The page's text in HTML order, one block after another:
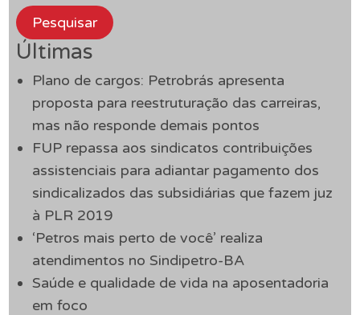
Pesquisar
Últimas
Plano de cargos: Petrobrás apresenta
proposta para reestruturação das carreiras,
mas não responde demais pontos
FUP repassa aos sindicatos contribuições
assistenciais para adiantar pagamento dos
sindicalizados das subsidiárias que fazem juz
à PLR 2019
‘Petros mais perto de você’ realiza
atendimentos no Sindipetro-BA
Saúde e qualidade de vida na aposentadoria
em foco